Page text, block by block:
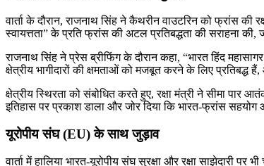
वार्ता के दौरान, राजनाथ सिंह ने कैथरीन वाउटरिन को फ्रांस
स्वायत्तता” के प्रति फ्रांस की अटल प्रतिबद्धता की सराहना
राजनाथ सिंह ने प्रेस ब्रीफिंग के दौरान कहा, “भारत हिंद
क्षेत्रीय भागीदारों की क्षमताओं को मजबूत करने के लिए
क्षेत्रीय स्थिरता को संबोधित करते हुए, रक्षा मंत्री ने सीमा
इतिहास पर प्रकाश डाला और जोर दिया कि भारत-फ्रांस सहयोग
यूरोपीय संघ (EU) के साथ जुड़ाव
वार्ता में हालिया भारत-यूरोपीय संघ सुरक्षा और रक्षा साझेदारी